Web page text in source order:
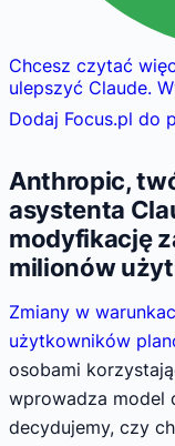
Chcesz czytać
ulepszyć Claude.
Dodaj Focus.pl do
Anthropic,
asystenta
modyfikację
milionów
Zmiany w
użytkowników
osobami
wprowadza model
decydujemy, czy